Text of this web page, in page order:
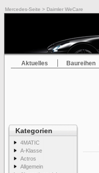
Mercedes-Seite > Daimler WeCare
Aktuelles Baureihen
Kategorien
4MATIC
A-Klasse
Actros
Allgemein